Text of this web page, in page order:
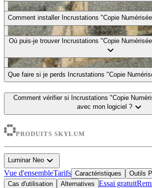
Comment installer Incrustations "Copie
Où puis-je trouver Incrustations "Copie
expand_more
Que faire si je perds Incrustations "Copie
Comment vérifier si Incrustations "Copie
avec mon logiciel ? expand_more
PRODUITS SKYLUM
Luminar Neo expand_more
Vue d'ensembleTarifs Caractéristiques
Outils
Cas d'utilisation
Alternatives Essai gratuit